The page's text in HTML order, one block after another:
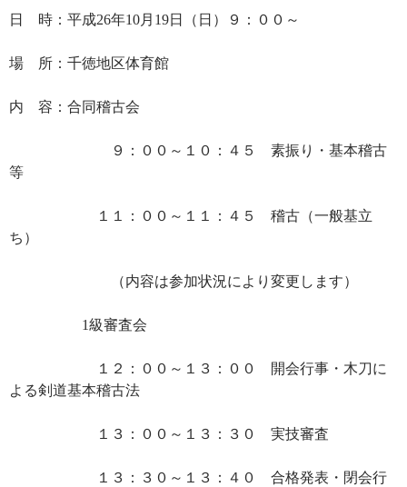
日 時：平成26年10月19日（日）９：００～
場 所：千徳地区体育館
内 容：合同稽古会
９：００～１０：４５ 素振り・基本稽古
等
１１：００～１１：４５ 稽古（一般基立
ち）
（内容は参加状況により変更します）
1級審査会
１２：００～１３：００ 開会行事・木刀に
よる剣道基本稽古法
１３：００～１３：３０ 実技審査
１３：３０～１３：４０ 合格発表・閉会行